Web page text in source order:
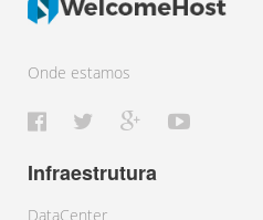
Onde estamos
Infraestrutura
DataCenter